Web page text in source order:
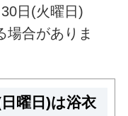
日(火曜日)
合がありま
曜日)は浴衣